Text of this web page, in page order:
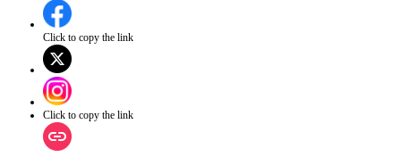
Teresa se casa com o temido Matheus Valença.
Click to copy the link
Click to copy the link